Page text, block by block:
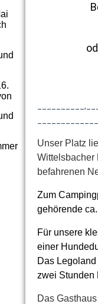
Unser Platz
Wittelsbacher
befahrenen
Zum
gehörende
Für unsere
einer
Das
zwei Stunden
Das